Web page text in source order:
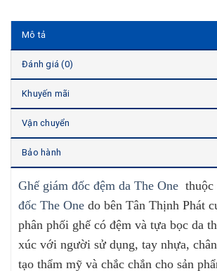
Mô tả
Đánh giá (0)
Khuyến mãi
Vận chuyển
Bảo hành
Ghế giám đốc đệm da The One thuộc
đốc The One do bên Tân Thịnh Phát
phân phối ghế có đệm và tựa bọc da
xúc với người sử dụng, tay nhựa,
tạo thẩm mỹ và chắc chắn cho sản